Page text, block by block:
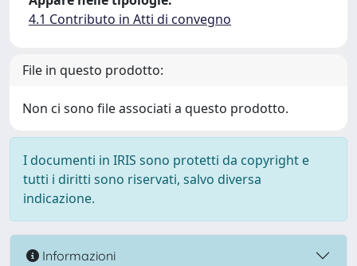
4.1 Contributo in Atti di convegno
File in questo prodotto:
Non ci sono file associati a questo prodotto.
I documenti in IRIS sono protetti da copyright e
tutti i diritti sono riservati, salvo diversa
indicazione.
Informazioni